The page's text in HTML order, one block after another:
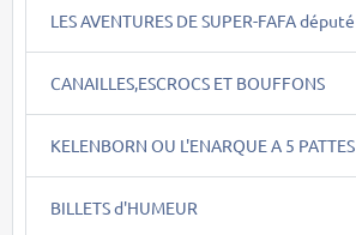
LES AVENTURES DE SUPER-FAFA député
CANAILLES,ESCROCS ET BOUFFONS
KELENBORN OU L'ENARQUE A 5 PATTES
BILLETS d'HUMEUR